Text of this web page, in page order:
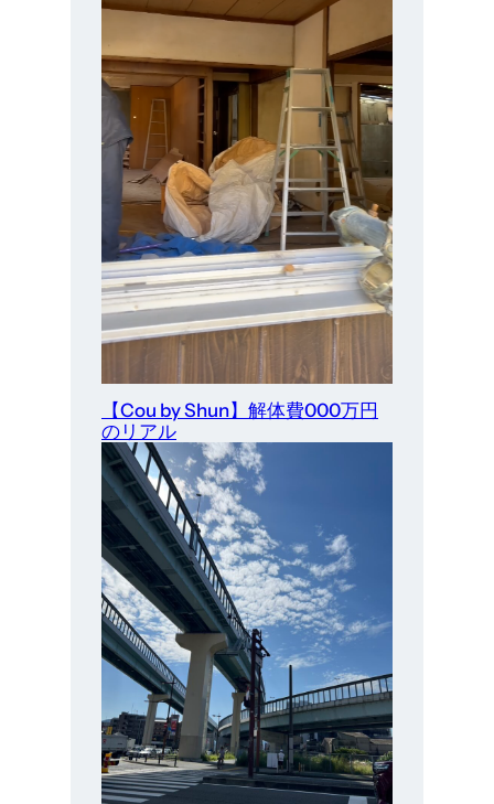
【Cou by Shun】解体費000万円
のリアル